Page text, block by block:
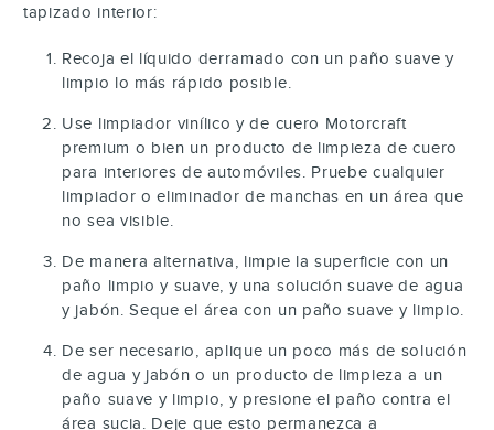
tapizado interior:
Recoja el líquido derramado con un paño suave y
limpio lo más rápido posible.
Use limpiador vinílico y de cuero Motorcraft
premium o bien un producto de limpieza de cuero
para interiores de automóviles. Pruebe cualquier
limpiador o eliminador de manchas en un área que
no sea visible.
De manera alternativa, limpie la superficie con un
paño limpio y suave, y una solución suave de agua
y jabón. Seque el área con un paño suave y limpio.
De ser necesario, aplique un poco más de solución
de agua y jabón o un producto de limpieza a un
paño suave y limpio, y presione el paño contra el
área sucia. Deje que esto permanezca a